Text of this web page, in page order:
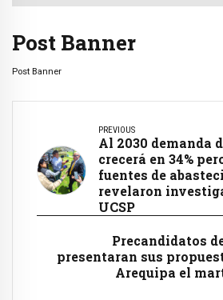
Post Banner
Post Banner
PREVIOUS
Al 2030 demanda
crecerá en 34%
fuentes de
revelaron
UCSP
Precandidatos
presentaran sus
Arequipa el